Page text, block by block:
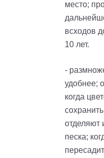
место;
всходов
10 лет.
-
удобнее;
когда
отделяют
песка;